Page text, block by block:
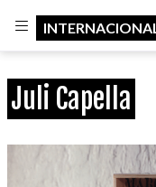
INTERNACIONAL
Juli Capella